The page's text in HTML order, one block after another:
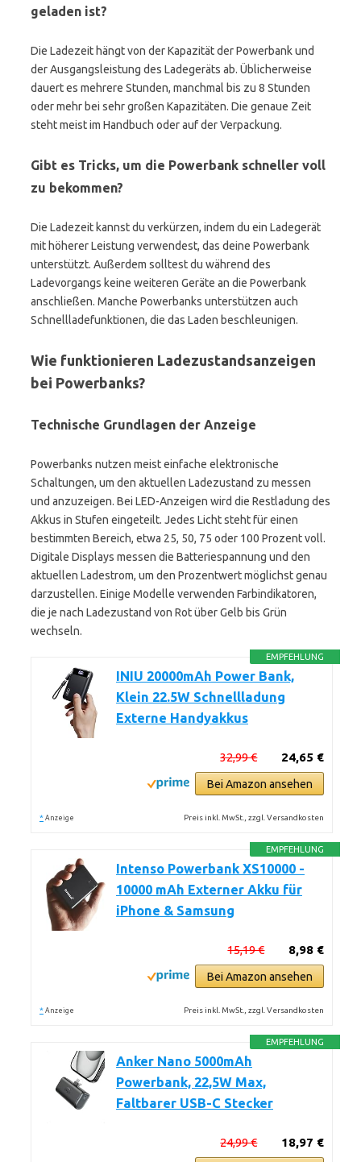
geladen ist?
Die Ladezeit hängt von der Kapazität der Powerbank und
der Ausgangsleistung des Ladegeräts ab. Üblicherweise
dauert es mehrere Stunden, manchmal bis zu 8 Stunden
oder mehr bei sehr großen Kapazitäten. Die genaue Zeit
steht meist im Handbuch oder auf der Verpackung.
Gibt es Tricks, um die Powerbank schneller voll
zu bekommen?
Die Ladezeit kannst du verkürzen, indem du ein Ladegerät
mit höherer Leistung verwendest, das deine Powerbank
unterstützt. Außerdem solltest du während des
Ladevorgangs keine weiteren Geräte an die Powerbank
anschließen. Manche Powerbanks unterstützen auch
Schnellladefunktionen, die das Laden beschleunigen.
Wie funktionieren Ladezustandsanzeigen
bei Powerbanks?
Technische Grundlagen der Anzeige
Powerbanks nutzen meist einfache elektronische
Schaltungen, um den aktuellen Ladezustand zu messen
und anzuzeigen. Bei LED-Anzeigen wird die Restladung des
Akkus in Stufen eingeteilt. Jedes Licht steht für einen
bestimmten Bereich, etwa 25, 50, 75 oder 100 Prozent voll.
Digitale Displays messen die Batteriespannung und den
aktuellen Ladestrom, um den Prozentwert möglichst genau
darzustellen. Einige Modelle verwenden Farbindikatoren,
die je nach Ladezustand von Rot über Gelb bis Grün
wechseln.
EMPFEHLUNG
INIU 20000mAh Power Bank,
Klein 22.5W Schnellladung
Externe Handyakkus
24,65 €
32,99 €
Bei Amazon ansehen
* Anzeige Preis inkl. MwSt., zzgl. Versandkosten
EMPFEHLUNG
Intenso Powerbank XS10000 -
10000 mAh Externer Akku für
iPhone & Samsung
8,98 €
15,19 €
Bei Amazon ansehen
* Anzeige Preis inkl. MwSt., zzgl. Versandkosten
EMPFEHLUNG
Anker Nano 5000mAh
Powerbank, 22,5W Max,
Faltbarer USB-C Stecker
18,97 €
24,99 €